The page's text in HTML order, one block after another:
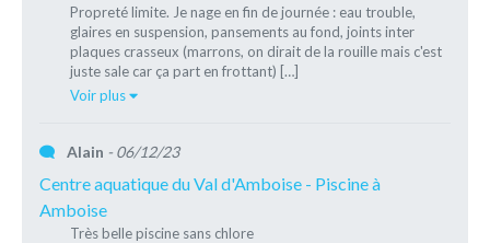
Propreté limite. Je nage en fin de journée : eau trouble,
glaires en suspension, pansements au fond, joints inter
plaques crasseux (marrons, on dirait de la rouille mais c'est
juste sale car ça part en frottant) […]
Voir plus
Alain - 06/12/23
Centre aquatique du Val d'Amboise - Piscine à
Amboise
Très belle piscine sans chlore